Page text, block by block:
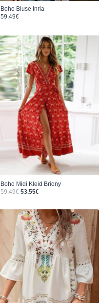
Boho Bluse Inria
59.49€
Boho Midi Kleid Briony
59.49€ Ursprünglicher Preis war: 59.49€
53.55€Aktueller Preis ist: 53.55€.